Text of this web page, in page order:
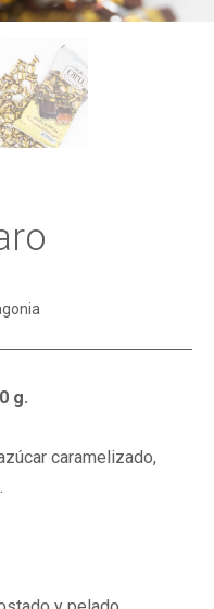
g.
caramelizado,